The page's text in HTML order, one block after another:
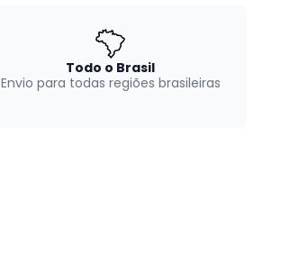
Todo o Brasil
Envio para todas regiões brasileiras